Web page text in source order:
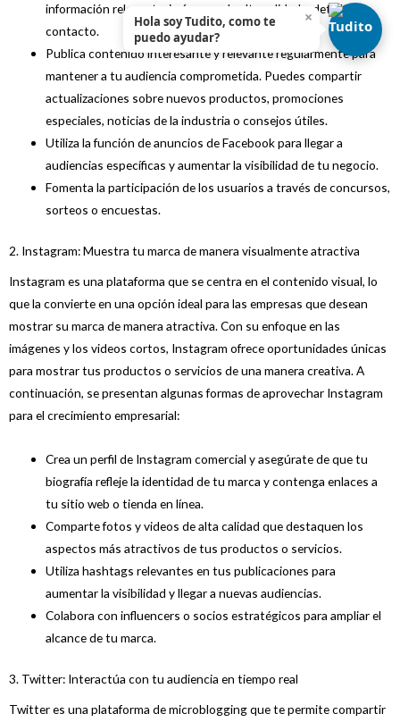
información relevante, imágenes de alta calidad y detalles de
contacto.
Publica contenido interesante y relevante regularmente para
mantener a tu audiencia comprometida. Puedes compartir
actualizaciones sobre nuevos productos, promociones
especiales, noticias de la industria o consejos útiles.
Utiliza la función de anuncios de Facebook para llegar a
audiencias específicas y aumentar la visibilidad de tu negocio.
Fomenta la participación de los usuarios a través de concursos,
sorteos o encuestas.
2. Instagram: Muestra tu marca de manera visualmente atractiva
Instagram es una plataforma que se centra en el contenido visual, lo
que la convierte en una opción ideal para las empresas que desean
mostrar su marca de manera atractiva. Con su enfoque en las
imágenes y los videos cortos, Instagram ofrece oportunidades únicas
para mostrar tus productos o servicios de una manera creativa. A
continuación, se presentan algunas formas de aprovechar Instagram
para el crecimiento empresarial:
Crea un perfil de Instagram comercial y asegúrate de que tu
biografía refleje la identidad de tu marca y contenga enlaces a
tu sitio web o tienda en línea.
Comparte fotos y videos de alta calidad que destaquen los
aspectos más atractivos de tus productos o servicios.
Utiliza hashtags relevantes en tus publicaciones para
aumentar la visibilidad y llegar a nuevas audiencias.
Colabora con influencers o socios estratégicos para ampliar el
alcance de tu marca.
3. Twitter: Interactúa con tu audiencia en tiempo real
Twitter es una plataforma de microblogging que te permite compartir
Hola soy Tudito, como te
puedo ayudar?
×